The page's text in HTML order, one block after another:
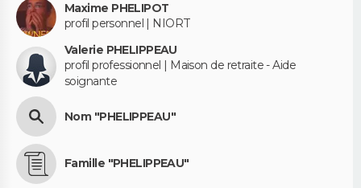
Maxime PHELIPOT
profil personnel | NIORT
Valerie PHELIPPEAU
profil professionnel | Maison de retraite - Aide
soignante
Nom "PHELIPPEAU"
Famille "PHELIPPEAU"